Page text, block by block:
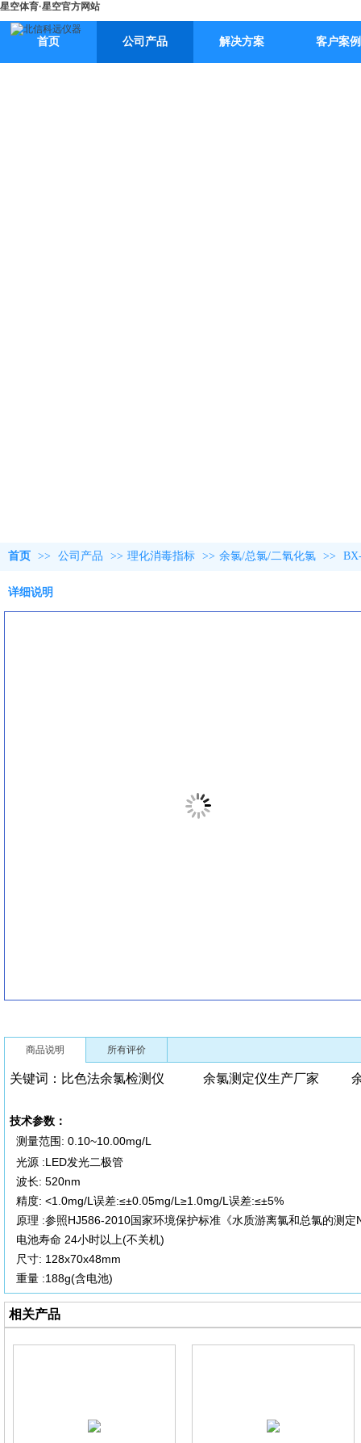
星空体育·星空官方网站
首页 公司产品 解决方案 客户案例
首页 >> 公司产品 >> 理化消毒指标 >> 余氯/总氯/二氧化氯 >>
详细说明
商品说明 所有评价
关键词：比色法余氯检测仪 余氯测定仪生产厂家 余
技术参数：
测量范围: 0.10~10.00mg/L
光源 :LED发光二极管
波长: 520nm
精度: <1.0mg/L误差:≤±0.05mg/L≥1.0mg/L误差:≤±5%
原理 :参照HJ586-2010国家环境保护标准《水质游离氯和总氯的测
电池寿命 24小时以上(不关机)
尺寸: 128x70x48mm
重量 :188g(含电池)
相关产品